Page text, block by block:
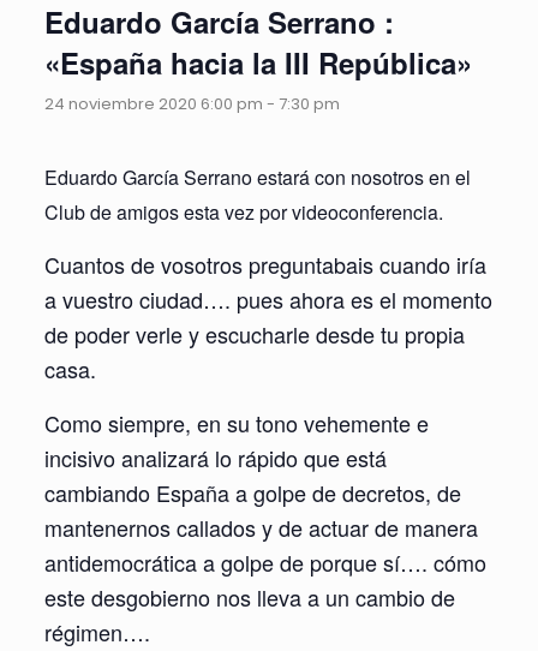
Eduardo García Serrano :
«España hacia la III República»
24 noviembre 2020 6:00 pm - 7:30 pm
Eduardo García Serrano estará con nosotros en el
Club de amigos esta vez por videoconferencia.
Cuantos de vosotros preguntabais cuando iría
a vuestro ciudad…. pues ahora es el momento
de poder verle y escucharle desde tu propia
casa.
Como siempre, en su tono vehemente e
incisivo analizará lo rápido que está
cambiando España a golpe de decretos, de
mantenernos callados y de actuar de manera
antidemocrática a golpe de porque sí…. cómo
este desgobierno nos lleva a un cambio de
régimen….